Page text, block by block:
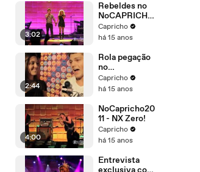
3:02
Rebeldes no
NoCAPRICHO
- Você é o
Melhor Pra
Capricho
há 15 anos
2:44
Rola pegação
no
NoCapricho?
Capricho
há 15 anos
4:00
NoCapricho20
11 - NX Zero!
Capricho
há 15 anos
Entrevista